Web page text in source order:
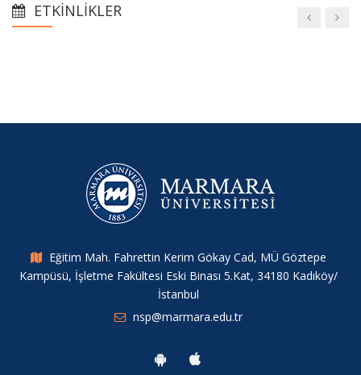
Yüzyıllık Süreçte Türkiye’nin Göç Politikaları ve Belediyelerin
IHSA Konferansı 2025
Merkez Araştırmacımızdan Yeni Bir Çalışma
ETKINLIKLER
Eğitim Mah. Fahrettin Kerim Gökay Cad, MÜ Göztepe
Kampüsü, İşletme Fakültesi Eski Binası 5.Kat, 34180 Kadıköy/
İstanbul
nsp@marmara.edu.tr